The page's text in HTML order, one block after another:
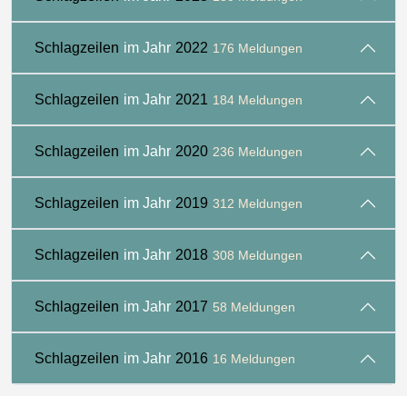
Schlagzeilen im Jahr 2022 176 Meldungen
Schlagzeilen im Jahr 2021 184 Meldungen
Schlagzeilen im Jahr 2020 236 Meldungen
Schlagzeilen im Jahr 2019 312 Meldungen
Schlagzeilen im Jahr 2018 308 Meldungen
Schlagzeilen im Jahr 2017 58 Meldungen
Schlagzeilen im Jahr 2016 16 Meldungen